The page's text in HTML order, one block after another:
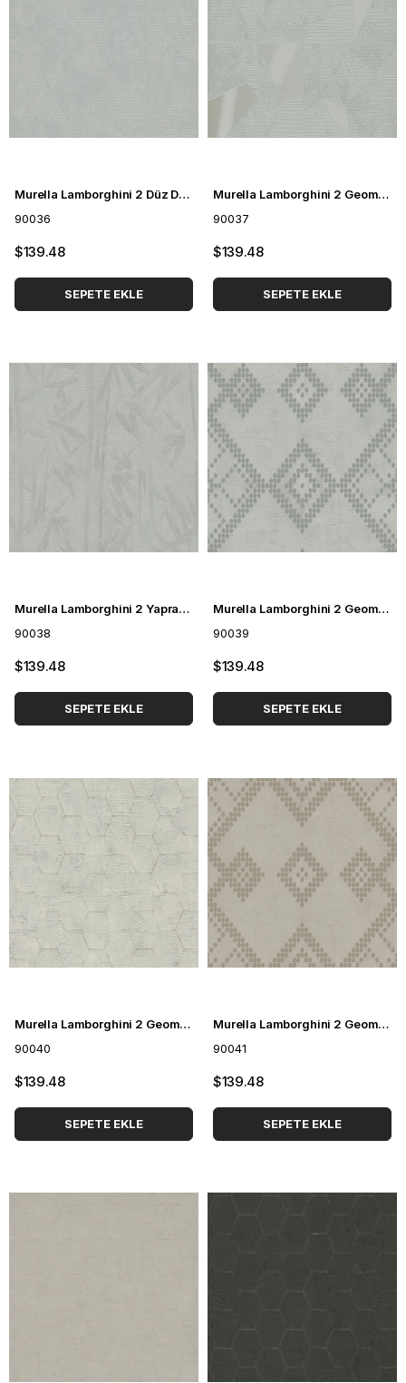
Murella Lamborghini 2 Düz Duvar Kağıdı 90036
90036
$139.48
SEPETE EKLE
Murella Lamborghini 2 Geometrik Desenli Duvar Kağıdı 90037
90037
$139.48
SEPETE EKLE
Murella Lamborghini 2 Yaprak Desenli Duvar Kağıdı 90038
90038
$139.48
SEPETE EKLE
Murella Lamborghini 2 Geometrik Desenli Duvar Kağıdı 90039
90039
$139.48
SEPETE EKLE
Murella Lamborghini 2 Geometrik Desenli Duvar Kağıdı 90040
90040
$139.48
SEPETE EKLE
Murella Lamborghini 2 Geometrik Desenli Duvar Kağıdı 90041
90041
$139.48
SEPETE EKLE